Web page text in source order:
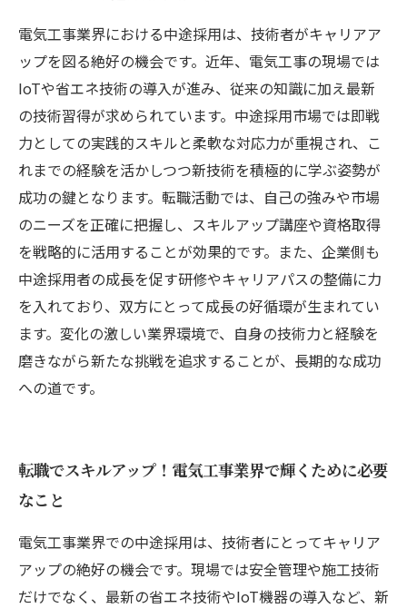
電気工事業界における中途採用は、技術者がキャリアア
ップを図る絶好の機会です。近年、電気工事の現場では
IoTや省エネ技術の導入が進み、従来の知識に加え最新
の技術習得が求められています。中途採用市場では即戦
力としての実践的スキルと柔軟な対応力が重視され、こ
れまでの経験を活かしつつ新技術を積極的に学ぶ姿勢が
成功の鍵となります。転職活動では、自己の強みや市場
のニーズを正確に把握し、スキルアップ講座や資格取得
を戦略的に活用することが効果的です。また、企業側も
中途採用者の成長を促す研修やキャリアパスの整備に力
を入れており、双方にとって成長の好循環が生まれてい
ます。変化の激しい業界環境で、自身の技術力と経験を
磨きながら新たな挑戦を追求することが、長期的な成功
への道です。
転職でスキルアップ！電気工事業界で輝くために必要
なこと
電気工事業界での中途採用は、技術者にとってキャリア
アップの絶好の機会です。現場では安全管理や施工技術
だけでなく、最新の省エネ技術やIoT機器の導入など、新